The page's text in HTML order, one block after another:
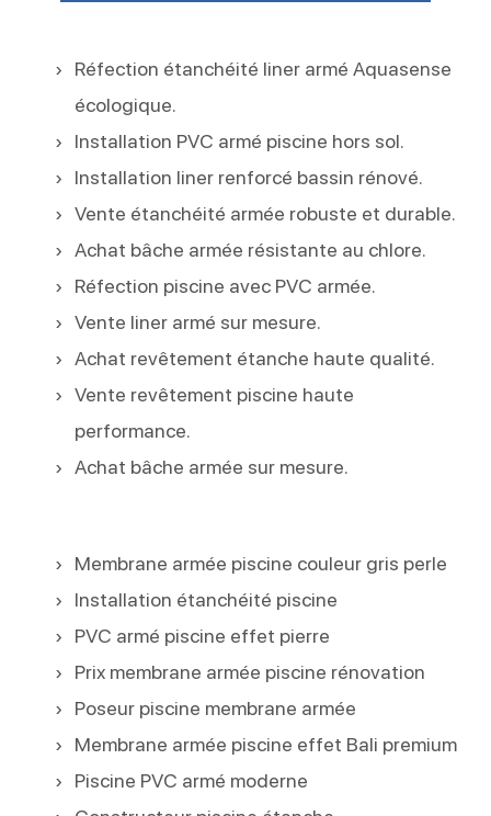
Réfection étanchéité liner armé Aquasense
écologique.
Installation PVC armé piscine hors sol.
Installation liner renforcé bassin rénové.
Vente étanchéité armée robuste et durable.
Achat bâche armée résistante au chlore.
Réfection piscine avec PVC armée.
Vente liner armé sur mesure.
Achat revêtement étanche haute qualité.
Vente revêtement piscine haute
performance.
Achat bâche armée sur mesure.
Membrane armée piscine couleur gris perle
Installation étanchéité piscine
PVC armé piscine effet pierre
Prix membrane armée piscine rénovation
Poseur piscine membrane armée
Membrane armée piscine effet Bali premium
Piscine PVC armé moderne